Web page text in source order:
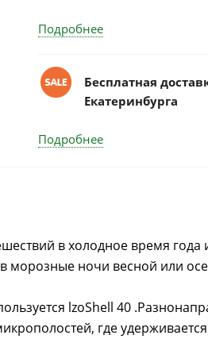
Подробнее
Бесплатная
Екатеринбурга
Подробнее
в холодное время года
морозные ночи весной или
lzoShell 40
где